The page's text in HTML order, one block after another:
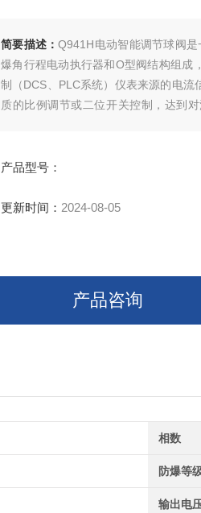
简要描述：Q941H电动智能调节球阀
爆角行程电动执行器和O型阀结构组成
制（DCS、PLC系统）仪表来源的电
质的比例调节或二位开关控制，达到
产品型号：
更新时间： 2024-08-05
产品咨询
相数
防爆等
输出电